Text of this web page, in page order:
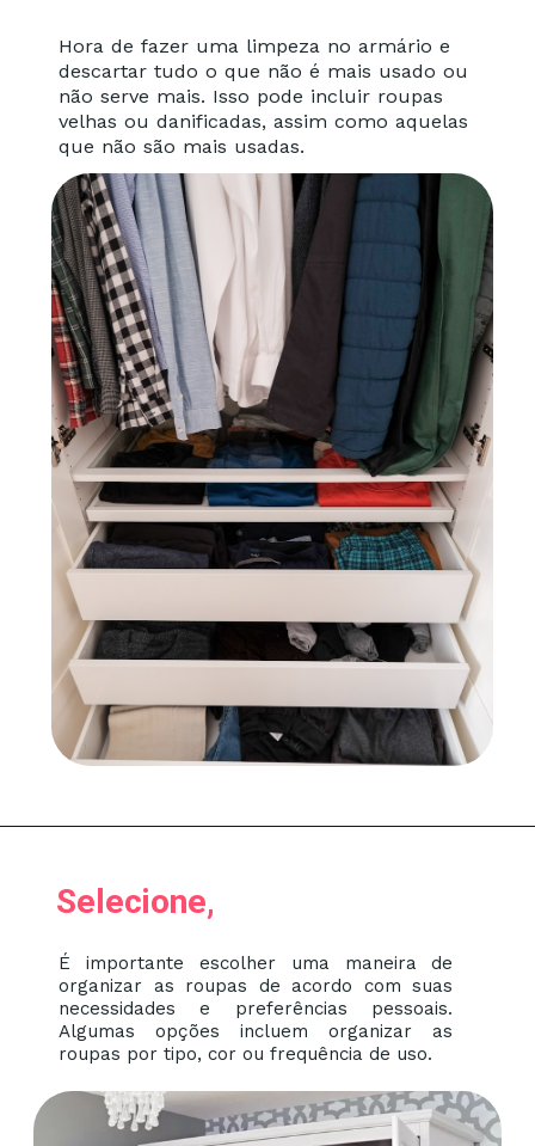
Hora de fazer uma limpeza no armário e
descartar tudo o que não é mais usado ou
não serve mais. Isso pode incluir roupas
velhas ou danificadas, assim como aquelas
que não são mais usadas.
É importante escolher uma maneira de
organizar as roupas de acordo com suas
necessidades e preferências pessoais.
Algumas opções incluem organizar as
roupas por tipo, cor ou frequência de uso.
Selecione,